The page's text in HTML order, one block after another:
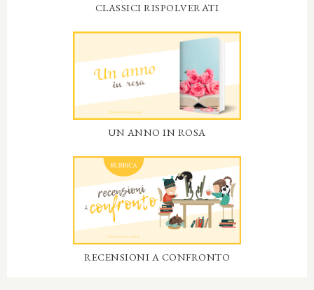
CLASSICI RISPOLVERATI
UN ANNO IN ROSA
RECENSIONI A CONFRONTO